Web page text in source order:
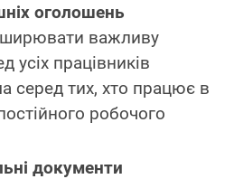
оголошень
важливу
усіх працівників
серед тих, хто працює в
робочого
документи